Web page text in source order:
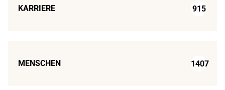
KARRIERE 915
MENSCHEN 1407